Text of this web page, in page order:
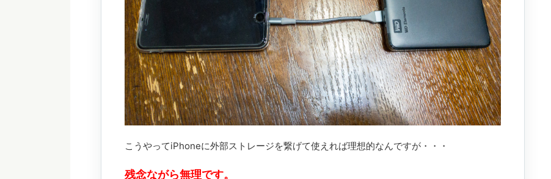
こうやってiPhoneに外部ストレージを繋げて使えれば理想的なんですが・・・
残念ながら無理です。